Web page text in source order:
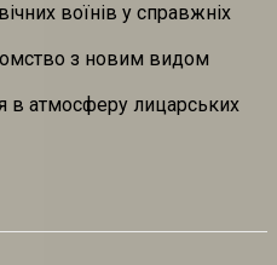
воїнів у справжніх
з новим видом
в атмосферу лицарських